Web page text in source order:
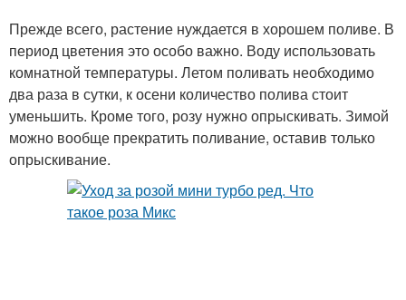
Дамасская роза
Прежде всего, растение нуждается в хорошем поливе. В
период цветения это особо важно. Воду использовать
комнатной температуры. Летом поливать необходимо
два раза в сутки, к осени количество полива стоит
уменьшить. Кроме того, розу нужно опрыскивать. Зимой
можно вообще прекратить поливание, оставив только
опрыскивание.